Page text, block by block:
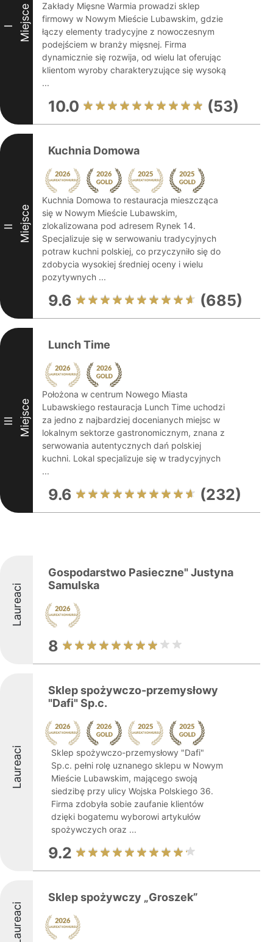
I Miejsce
Zakłady Mięsne Warmia prowadzi sklep
firmowy w Nowym Mieście Lubawskim, gdzie
łączy elementy tradycyjne z nowoczesnym
podejściem w branży mięsnej. Firma
dynamicznie się rozwija, od wielu lat oferując
klientom wyroby charakteryzujące się wysoką
...
10.0 (53)
II Miejsce
Kuchnia Domowa
Kuchnia Domowa to restauracja mieszcząca
się w Nowym Mieście Lubawskim,
zlokalizowana pod adresem Rynek 14.
Specjalizuje się w serwowaniu tradycyjnych
potraw kuchni polskiej, co przyczyniło się do
zdobycia wysokiej średniej oceny i wielu
pozytywnych ...
9.6 (685)
III Miejsce
Lunch Time
Położona w centrum Nowego Miasta
Lubawskiego restauracja Lunch Time uchodzi
za jedno z najbardziej docenianych miejsc w
lokalnym sektorze gastronomicznym, znana z
serwowania autentycznych dań polskiej
kuchni. Lokal specjalizuje się w tradycyjnych
...
9.6 (232)
Laureaci
Gospodarstwo Pasieczne" Justyna
Samulska
8
Laureaci
Sklep spożywczo-przemysłowy
"Dafi" Sp.c.
Sklep spożywczo-przemysłowy "Dafi"
Sp.c. pełni rolę uznanego sklepu w Nowym
Mieście Lubawskim, mającego swoją
siedzibę przy ulicy Wojska Polskiego 36.
Firma zdobyła sobie zaufanie klientów
dzięki bogatemu wyborowi artykułów
spożywczych oraz ...
9.2
Laureaci
Sklep spożywczy „Groszek”